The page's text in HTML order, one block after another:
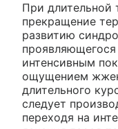
При длительной
прекращение
развитию
интенсивным
ощущением
длительного
следует
переходя на